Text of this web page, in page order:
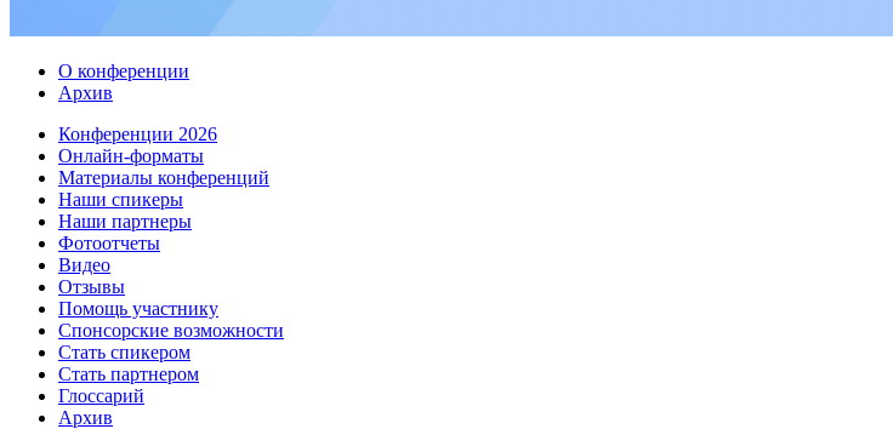
О конференции
Архив
Конференции 2026
Онлайн-форматы
Материалы конференций
Наши спикеры
Наши партнеры
Фотоотчеты
Видео
Отзывы
Помощь участнику
Спонсорские возможности
Стать спикером
Стать партнером
Глоссарий
Архив